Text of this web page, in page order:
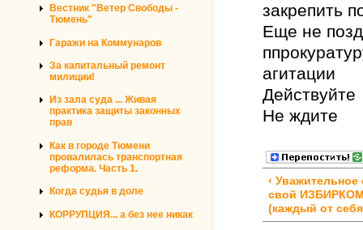
Вестник "Ветер Свободы -
Тюмень"
Гаражи на Коммунаров
За капитальный ремонт
милиции!
Из зала суда ... Живая
практика защиты законных
прав
Как в городе Тюмени
провалилась транспортная
реформа. Часть 1.
Когда судья в доле
КОРРУПЦИЯ... а без нее никак
закрепить
Еще не
агитации
Действуйте
Не ждите
‹
свой
(каждый от